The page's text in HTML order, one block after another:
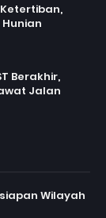
Berakhir,
Jalan
Wilayah